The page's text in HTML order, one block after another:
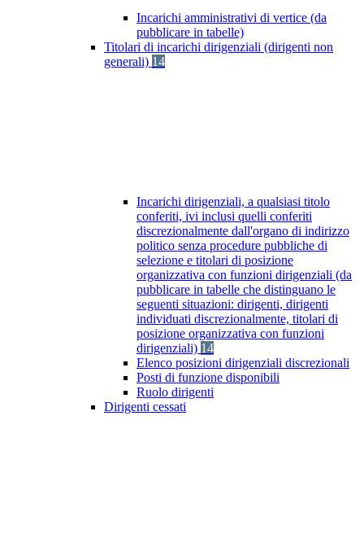
Incarichi amministrativi di vertice (da
pubblicare in tabelle)
Titolari di incarichi dirigenziali (dirigenti non
generali) 14
Incarichi dirigenziali, a qualsiasi titolo
conferiti, ivi inclusi quelli conferiti
discrezionalmente dall'organo di indirizzo
politico senza procedure pubbliche di
selezione e titolari di posizione
organizzativa con funzioni dirigenziali (da
pubblicare in tabelle che distinguano le
seguenti situazioni: dirigenti, dirigenti
individuati discrezionalmente, titolari di
posizione organizzativa con funzioni
dirigenziali) 14
Elenco posizioni dirigenziali discrezionali
Posti di funzione disponibili
Ruolo dirigenti
Dirigenti cessati